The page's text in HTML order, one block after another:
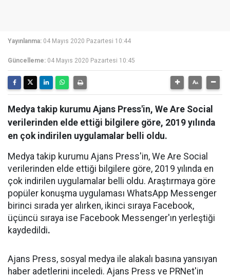
Yayınlanma: 04 Mayıs 2020 Pazartesi 10:44
Güncelleme: 04 Mayıs 2020 Pazartesi 10:45
Medya takip kurumu Ajans Press'in, We Are Social
verilerinden elde ettiği bilgilere göre, 2019 yılında
en çok indirilen uygulamalar belli oldu.
Medya takip kurumu Ajans Press'in, We Are Social
verilerinden elde ettiği bilgilere göre, 2019 yılında en
çok indirilen uygulamalar belli oldu. Araştırmaya göre
popüler konuşma uygulaması WhatsApp Messenger
birinci sırada yer alırken, ikinci sıraya Facebook,
üçüncü sıraya ise Facebook Messenger'ın yerleştiği
kaydedildi.
Ajans Press, sosyal medya ile alakalı basına yansıyan
haber adetlerini inceledi. Ajans Press ve PRNet'in